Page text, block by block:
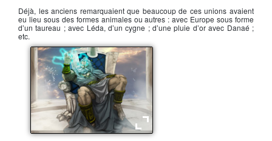
Déjà, les anciens remarquaient que beaucoup de ces unions avaient
eu lieu sous des formes animales ou autres : avec Europe sous forme
d’un taureau ; avec Léda, d’un cygne ; d’une pluie d’or avec Danaé ;
etc.